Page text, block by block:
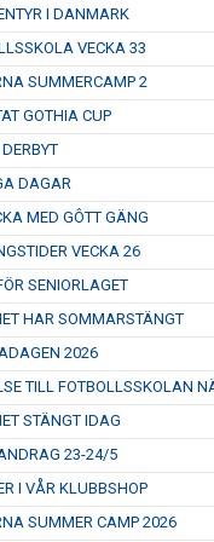
I DANMARK
VECKA 33
SUMMERCAMP 2
GOTHIA CUP
DAGAR
MED GÔTT GÄNG
VECKA 26
SENIORLAGET
HAR SOMMARSTÄNGT
2026
TILL FOTBOLLSSKOLAN
STÄNGT IDAG
23-24/5
I VÅR KLUBBSHOP
SUMMER CAMP 2026